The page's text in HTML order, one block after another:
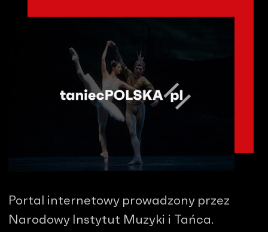
Portal internetowy prowadzony przez
Narodowy Instytut Muzyki i Tańca.